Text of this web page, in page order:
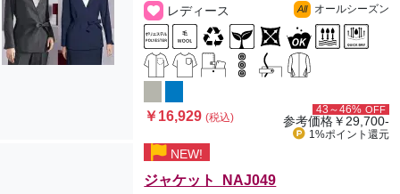
レディース
All オールシーズン
￥16,929(税込)
43～46% OFF
参考価格￥29,700-
1%ポイント 還元
NEW!
ジャケット NAJ049